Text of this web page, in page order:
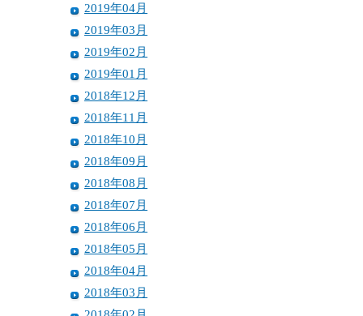
2019年04月
2019年03月
2019年02月
2019年01月
2018年12月
2018年11月
2018年10月
2018年09月
2018年08月
2018年07月
2018年06月
2018年05月
2018年04月
2018年03月